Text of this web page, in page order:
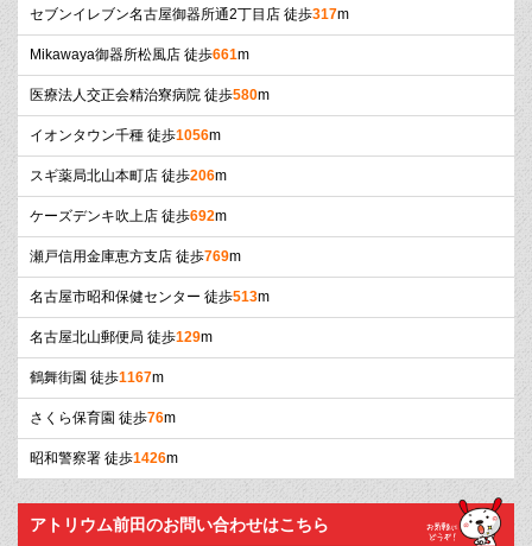
セブンイレブン名古屋御器所通2丁目店 徒歩317m
Mikawaya御器所松風店 徒歩661m
医療法人交正会精治寮病院 徒歩580m
イオンタウン千種 徒歩1056m
スギ薬局北山本町店 徒歩206m
ケーズデンキ吹上店 徒歩692m
瀬戸信用金庫恵方支店 徒歩769m
名古屋市昭和保健センター 徒歩513m
名古屋北山郵便局 徒歩129m
鶴舞街園 徒歩1167m
さくら保育園 徒歩76m
昭和警察署 徒歩1426m
アトリウム前田のお問い合わせはこちら